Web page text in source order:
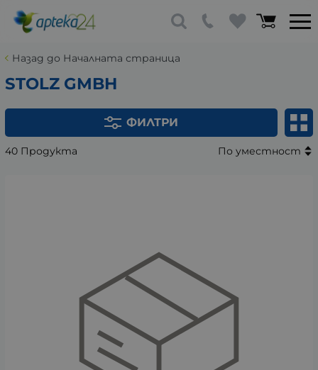
Назад до Началната страница
STOLZ GMBH
ФИЛТРИ
40 Продукта По уместност